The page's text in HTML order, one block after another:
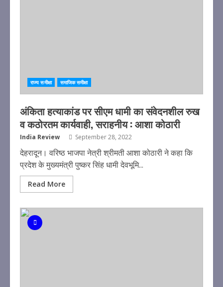
राज्य समीक्षा समाजिक समीक्षा
अंकिता हत्याकांड पर सीएम धामी का संवेदनशील रुख
व कठोरतम कार्यवाही, सराहनीय : आशा कोठारी
India Review September 28, 2022
देहरादून। वरिष्ठ भाजपा नेत्री श्रीमती आशा कोठारी ने कहा कि
प्रदेश के मुख्यमंत्री पुष्कर सिंह धामी देवभूमि...
Read More